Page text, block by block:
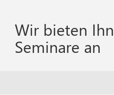
Wir bieten
Seminare an